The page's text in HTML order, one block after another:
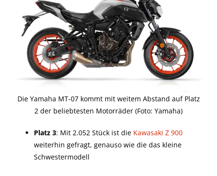
Die Yamaha MT-07 kommt mit weitem Abstand auf Platz
2 der beliebtesten Motorräder (Foto: Yamaha)
Platz 3: Mit 2.052 Stück ist die Kawasaki Z 900
weiterhin gefragt, genauso wie die das kleine
Schwestermodell